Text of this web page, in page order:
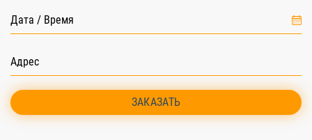
ЗАКАЗАТЬ